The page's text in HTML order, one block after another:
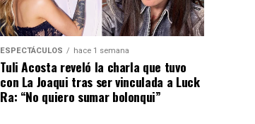
ESPECTÁCULOS hace 1 semana
Tuli Acosta reveló la charla que tuvo
con La Joaqui tras ser vinculada a Luck
Ra: “No quiero sumar bolonqui”